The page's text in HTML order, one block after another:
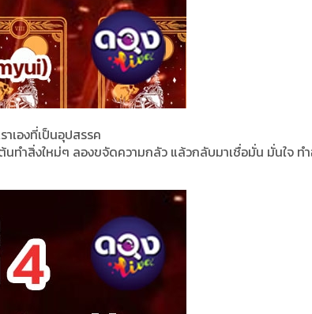
เองที่เป็นอุปสรรค
ทำสิ่งใหม่ๆ ลองขจัดความกลัว แล้วกลับมาเชื่อมั่น มั่นใจ ทำ